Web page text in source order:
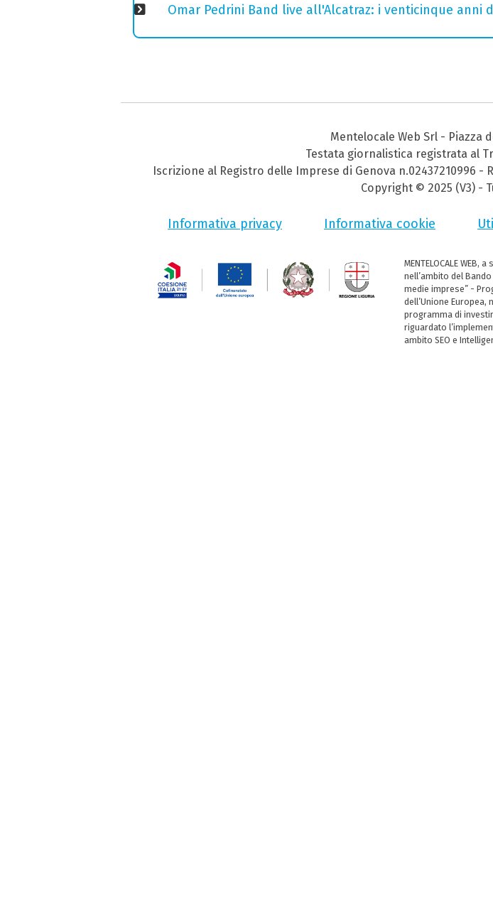
Omar Pedrini Band live all'Alcatraz: i venticinque anni
Mentelocale Web Srl - Piazza
Testata giornalistica registrata al
Iscrizione al Registro delle Imprese di Genova n.02437210996 -
Copyright © 2025 (V3) -
Informativa privacy Informativa cookie
MENTELOCALE
nell’ambito del
medie imprese” -
dell’Unione Europea,
programma di
riguardato
ambito SEO e